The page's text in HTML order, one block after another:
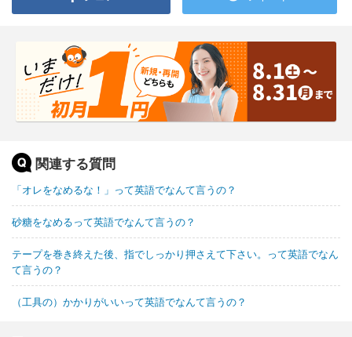
関連する質問
「オレをなめるな！」って英語でなんて言うの？
砂糖をなめるって英語でなんて言うの？
テープを巻き終えた後、指でしっかり押さえて下さい。って英語でなん
て言うの？
（工具の）かかりがいいって英語でなんて言うの？